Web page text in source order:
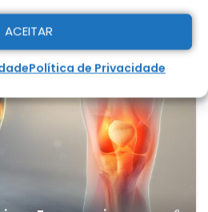
ACEITAR
Política de Privacidade